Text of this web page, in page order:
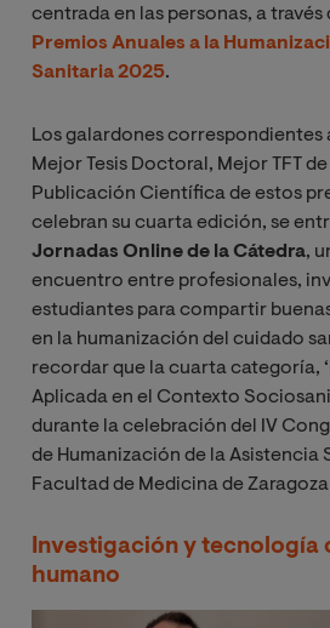
centrada en las personas, a través
Premios Anuales a la
Sanitaria 2025.
Los galardones correspondientes
Mejor Tesis Doctoral, Mejor TFT
Publicación Científica de estos
celebran su cuarta edición, se
Jornadas Online de la Cátedra,
encuentro entre profesionales,
estudiantes para compartir
en la humanización del cuidado
recordar que la cuarta categoría,
Aplicada en el Contexto
durante la celebración del IV
de Humanización de la Asistencia
Facultad de Medicina de
Investigación y tecnología
humano